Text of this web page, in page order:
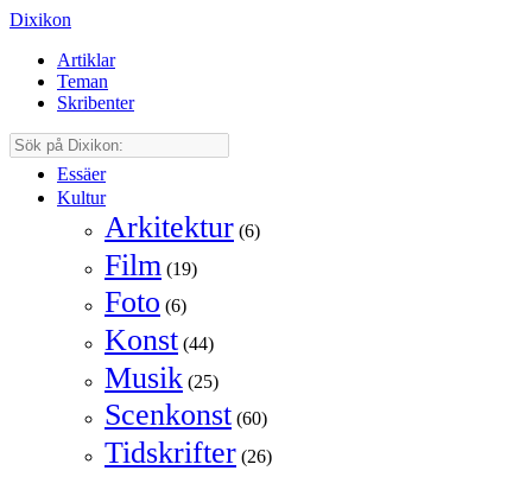
Dixikon
Artiklar
Teman
Skribenter
Essäer
Kultur
Arkitektur (6)
Film (19)
Foto (6)
Konst (44)
Musik (25)
Scenkonst (60)
Tidskrifter (26)